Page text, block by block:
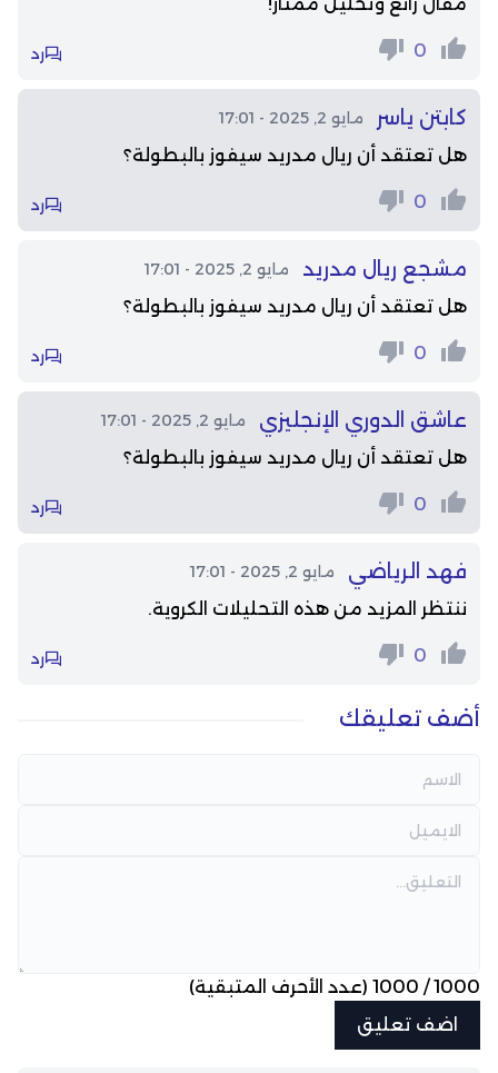
0 رد
كابتن ياسر مايو 2, 2025 - 17:01
هل تعتقد أن ريال مدريد سيفوز بالبطولة؟
0 رد
مشجع ريال مدريد مايو 2, 2025 - 17:01
هل تعتقد أن ريال مدريد سيفوز بالبطولة؟
0 رد
عاشق الدوري الإنجليزي مايو 2, 2025 - 17:01
هل تعتقد أن ريال مدريد سيفوز بالبطولة؟
0 رد
فهد الرياضي مايو 2, 2025 - 17:01
ننتظر المزيد من هذه التحليلات الكروية.
0 رد
أضف تعليقك
1000
/
1000 (عدد الأحرف المتبقية)